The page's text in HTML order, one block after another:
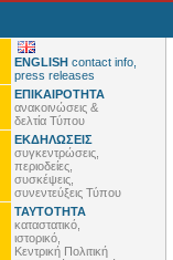
ENGLISH contact info,
press releases
ΕΠΙΚΑΙΡΟΤΗΤΑ
ανακοινώσεις &
δελτία Τύπου
ΕΚΔΗΛΩΣΕΙΣ
συγκεντρώσεις,
περιοδείες,
συσκέψεις,
συνεντεύξεις Τύπου
ΤΑΥΤΟΤΗΤΑ
καταστατικό,
ιστορικό,
Κεντρική Πολιτική